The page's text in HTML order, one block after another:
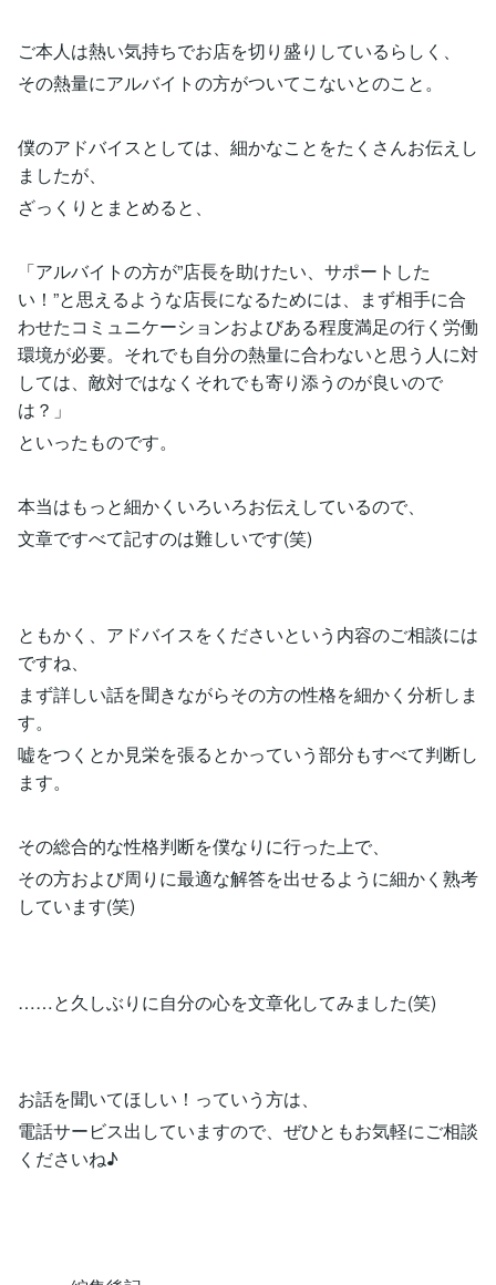
ご本人は熱い気持ちでお店を切り盛りしているらしく、
その熱量にアルバイトの方がついてこないとのこと。
僕のアドバイスとしては、細かなことをたくさんお伝えし
ましたが、
ざっくりとまとめると、
「アルバイトの方が”店長を助けたい、サポートした
い！”と思えるような店長になるためには、まず相手に合
わせたコミュニケーションおよびある程度満足の行く労働
環境が必要。それでも自分の熱量に合わないと思う人に対
しては、敵対ではなくそれでも寄り添うのが良いので
は？」
といったものです。
本当はもっと細かくいろいろお伝えしているので、
文章ですべて記すのは難しいです(笑)
ともかく、アドバイスをくださいという内容のご相談には
ですね、
まず詳しい話を聞きながらその方の性格を細かく分析しま
す。
嘘をつくとか見栄を張るとかっていう部分もすべて判断し
ます。
その総合的な性格判断を僕なりに行った上で、
その方および周りに最適な解答を出せるように細かく熟考
しています(笑)
……と久しぶりに自分の心を文章化してみました(笑)
お話を聞いてほしい！っていう方は、
電話サービス出していますので、ぜひともお気軽にご相談
くださいね♪